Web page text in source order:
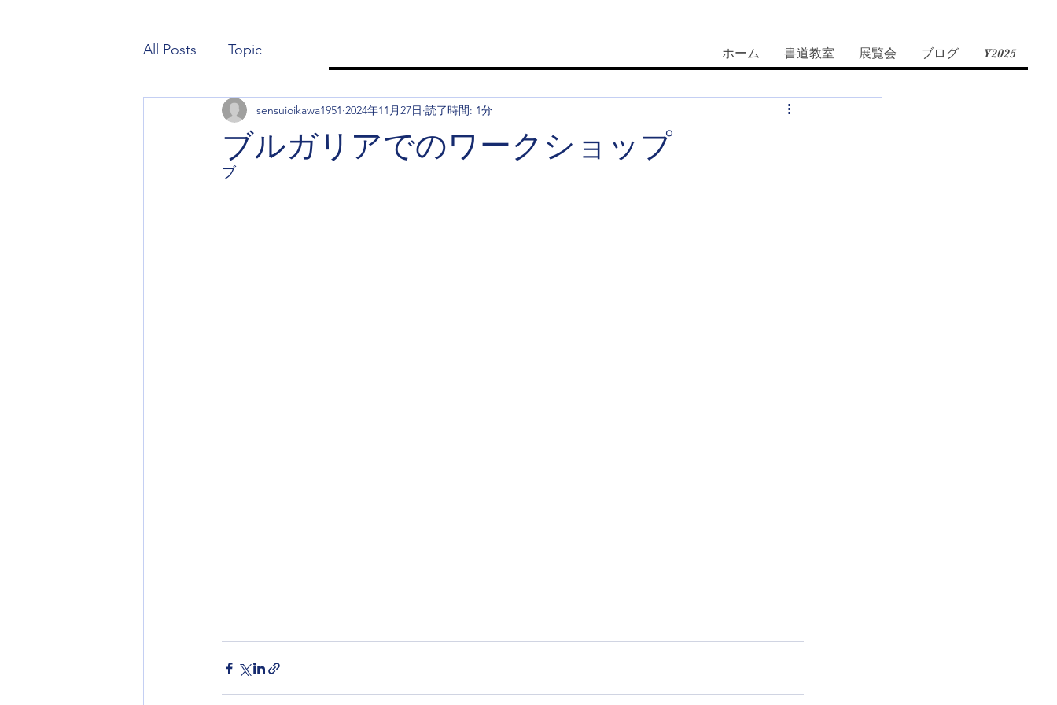
ホーム 書道教室 展覧会 ブログ Y2025
All Posts Topic
ブルガリアでのワークショップ
sensuioikawa1951 2024年11月27日 読了時間: 1分
ブ